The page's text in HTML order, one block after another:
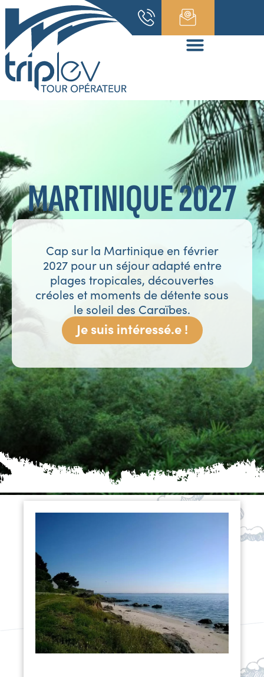
MARTINIQUE 2027
Cap sur la Martinique en février
2027 pour un séjour adapté entre
plages tropicales, découvertes
créoles et moments de détente sous
le soleil des Caraïbes.
Je suis intéressé.e !